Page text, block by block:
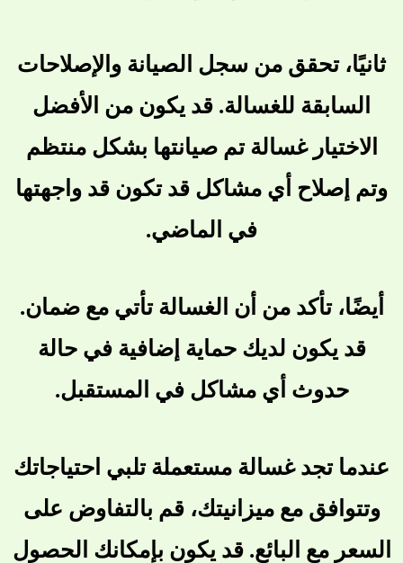
ثانيًا، تحقق من سجل الصيانة والإصلاحات
السابقة للغسالة. قد يكون من الأفضل
الاختيار غسالة تم صيانتها بشكل منتظم
وتم إصلاح أي مشاكل قد تكون قد واجهتها
في الماضي.
أيضًا، تأكد من أن الغسالة تأتي مع ضمان.
قد يكون لديك حماية إضافية في حالة
حدوث أي مشاكل في المستقبل.
عندما تجد غسالة مستعملة تلبي احتياجاتك
وتتوافق مع ميزانيتك، قم بالتفاوض على
السعر مع البائع. قد يكون بإمكانك الحصول